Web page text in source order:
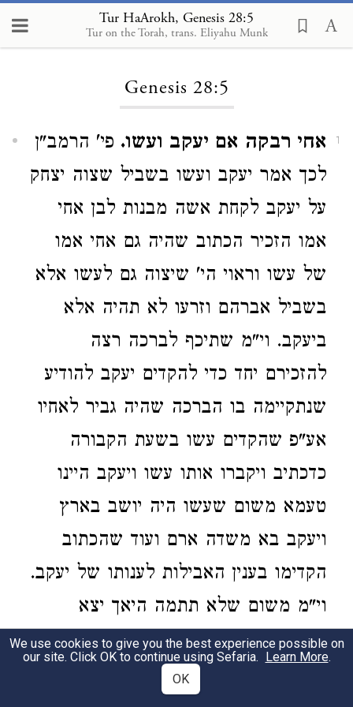
Tur HaArokh, Genesis 28:5
Tur on the Torah, trans. Eliyahu Munk
Loading...
Genesis 28:5
1 אחי רבקה אם יעקב ועשו. פי' הרמב"ן
לכך אמר יעקב ועשו בשביל שצוה יצחק
על יעקב לקחת אשה מבנות לבן אחי
אמו הזכיר הכתוב שהיה גם אחי אמו
של עשו וראוי הי' שיצוה גם לעשו אלא
בשביל אברהם וזרעו לא תהיה אלא
ביעקב. וי"מ שתיכף לברכה רצה
להזכירם יחד כדי להקדים יעקב להודיע
שנתקיימה בו הברכה שהיה גביר לאחיו
אע"פ שהקדים עשו בשעת הקבורה
כדכתיב ויקברו אותו עשו ויעקב היינו
טעמא משום שעשו היה יושב בארץ
ויעקב בא משדה ארם ועוד שהכתוב
הקדימו בענין האבילות לענותו של יעקב.
וי"מ משום שלא תתמה היאך יצא
מצדקת וצדיק רשע זה לכך אמר אל לבן
הארמי אחי רבקה שהיא אם יעקב ועשו
We use cookies to give you the best experience possible on
our site. Click OK to continue using Sefaria. Learn More.
OK